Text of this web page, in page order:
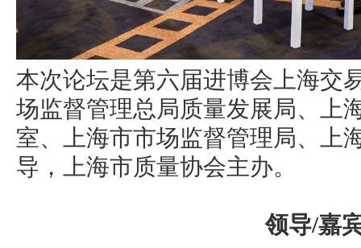
本次论坛是第六届进博会上海交
场监督管理总局质量发展局、上
室、上海市市场监督管理局、上
导，上海市质量协会主办。
领导/嘉